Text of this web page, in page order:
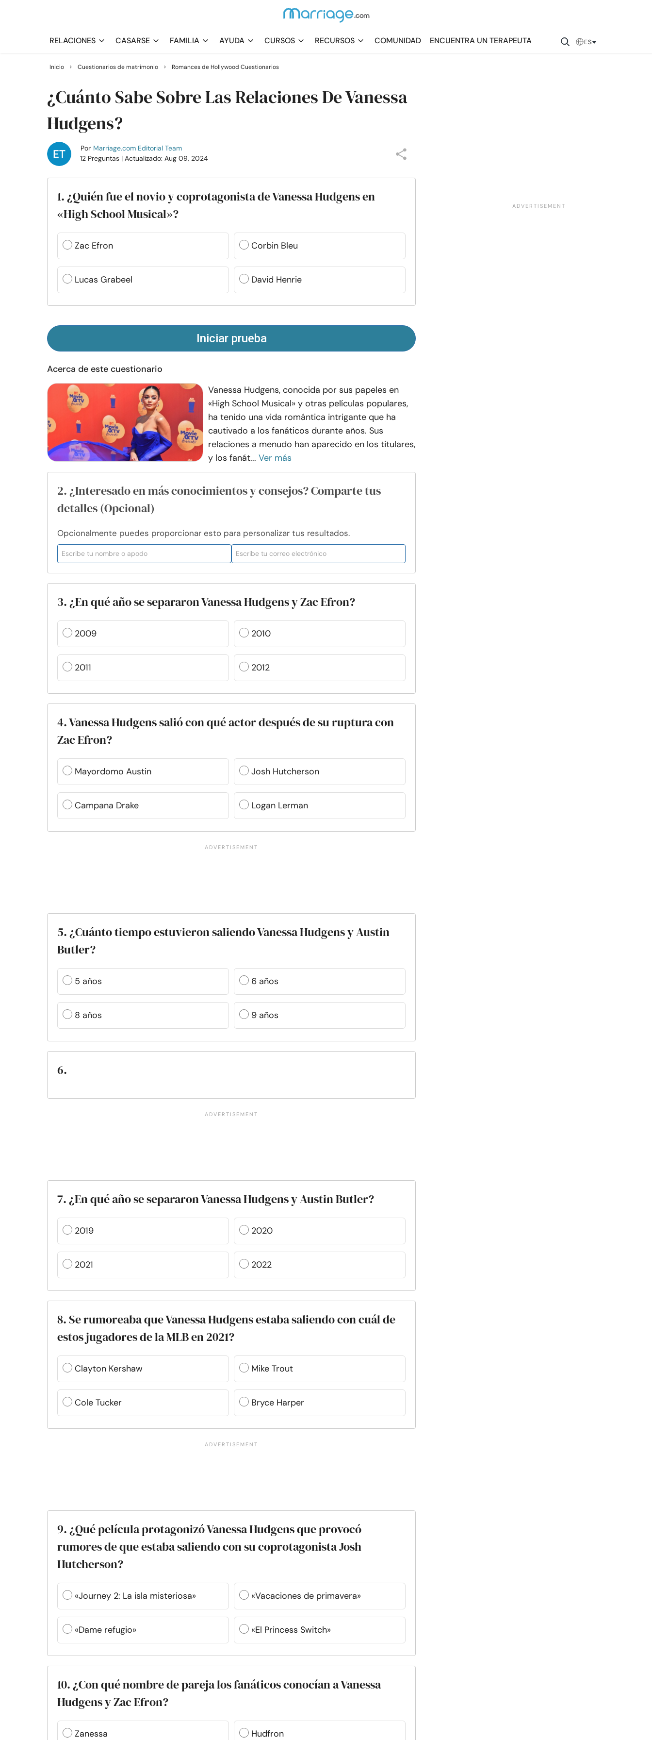
RELACIONES CASARSE FAMILIA AYUDA CURSOS RECURSOS COMUNIDAD ENCUENTRA UN TERAPEUTA ES
Inicio › Cuestionarios de matrimonio › Romances de Hollywood Cuestionarios
¿Cuánto Sabe Sobre Las Relaciones De Vanessa
Hudgens?
Por Marriage.com Editorial Team
12 Preguntas | Actualizado: Aug 09, 2024
1. ¿Quién fue el novio y coprotagonista de Vanessa Hudgens en
«High School Musical»?
Zac Efron Corbin Bleu
Lucas Grabeel David Henrie
Iniciar prueba
Acerca de este cuestionario
Vanessa Hudgens, conocida por sus papeles en
«High School Musical» y otras películas populares,
ha tenido una vida romántica intrigante que ha
cautivado a los fanáticos durante años. Sus
relaciones a menudo han aparecido en los titulares,
y los fanát... Ver más
2. ¿Interesado en más conocimientos y consejos? Comparte tus
detalles (Opcional)
Opcionalmente puedes proporcionar esto para personalizar tus resultados.
3. ¿En qué año se separaron Vanessa Hudgens y Zac Efron?
2009 2010
2011 2012
4. Vanessa Hudgens salió con qué actor después de su ruptura con
Zac Efron?
Mayordomo Austin Josh Hutcherson
Campana Drake Logan Lerman
5. ¿Cuánto tiempo estuvieron saliendo Vanessa Hudgens y Austin
Butler?
5 años 6 años
8 años 9 años
6.
7. ¿En qué año se separaron Vanessa Hudgens y Austin Butler?
2019 2020
2021 2022
8. Se rumoreaba que Vanessa Hudgens estaba saliendo con cuál de
estos jugadores de la MLB en 2021?
Clayton Kershaw Mike Trout
Cole Tucker Bryce Harper
9. ¿Qué película protagonizó Vanessa Hudgens que provocó
rumores de que estaba saliendo con su coprotagonista Josh
Hutcherson?
«Journey 2: La isla misteriosa» «Vacaciones de primavera»
«Dame refugio» «El Princess Switch»
10. ¿Con qué nombre de pareja los fanáticos conocían a Vanessa
Hudgens y Zac Efron?
Zanessa Hudfron